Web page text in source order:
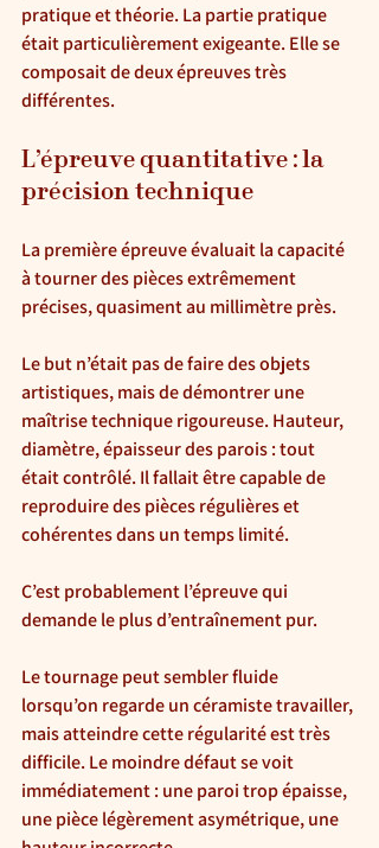
pratique et théorie. La partie pratique
était particulièrement exigeante. Elle se
composait de deux épreuves très
différentes.
L’épreuve quantitative : la
précision technique
La première épreuve évaluait la capacité
à tourner des pièces extrêmement
précises, quasiment au millimètre près.
Le but n’était pas de faire des objets
artistiques, mais de démontrer une
maîtrise technique rigoureuse. Hauteur,
diamètre, épaisseur des parois : tout
était contrôlé. Il fallait être capable de
reproduire des pièces régulières et
cohérentes dans un temps limité.
C’est probablement l’épreuve qui
demande le plus d’entraînement pur.
Le tournage peut sembler fluide
lorsqu’on regarde un céramiste travailler,
mais atteindre cette régularité est très
difficile. Le moindre défaut se voit
immédiatement : une paroi trop épaisse,
une pièce légèrement asymétrique, une